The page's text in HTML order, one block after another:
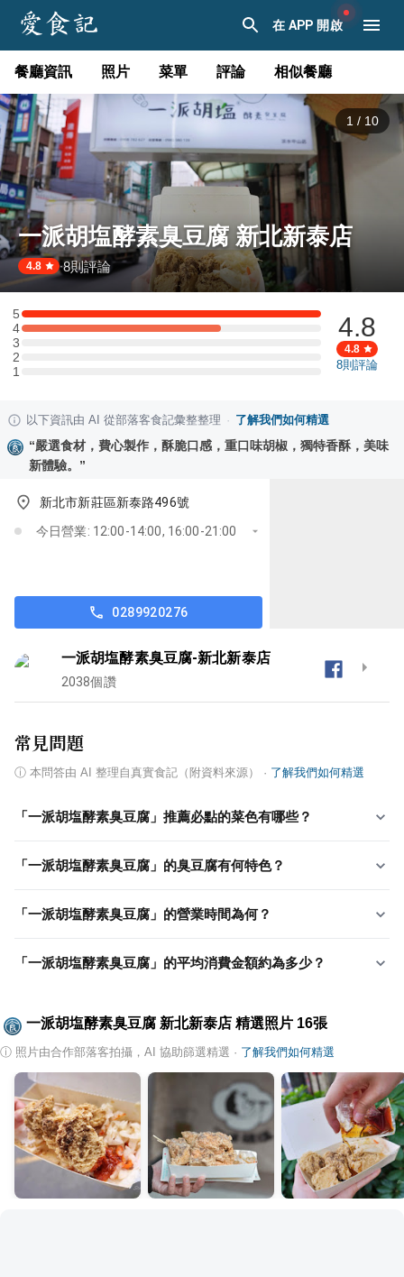
在 APP 開啟
餐廳資訊 照片 菜單 評論 相似餐廳
1 / 10
一派胡塩酵素臭豆腐 新北新泰店
4.8 ·8則評論
5
5 星：3 則評論
4
4 星：2 則評論
3
3 星：0 則評論
2
2 星：0 則評論
11 星：0 則評論
4.8
4.8
8則評論
以下資訊由 AI 從部落客食記彙整整理 · 了解我們如何精選
“嚴選食材，費心製作，酥脆口感，重口味胡椒，獨特香酥，美味
新體驗。 ”
新北市新莊區新泰路496號
今日營業: 12:00-14:00, 16:00-21:00
0289920276
一派胡塩酵素臭豆腐-新北新泰店
2038個讚
常見問題
ⓘ 本問答由 AI 整理自真實食記（附資料來源） · 了解我們如何精選
「一派胡塩酵素臭豆腐」推薦必點的菜色有哪些？
「一派胡塩酵素臭豆腐」的臭豆腐有何特色？
「一派胡塩酵素臭豆腐」的營業時間為何？
「一派胡塩酵素臭豆腐」的平均消費金額約為多少？
一派胡塩酵素臭豆腐 新北新泰店 精選照片 16張
ⓘ 照片由合作部落客拍攝，AI 協助篩選精選 · 了解我們如何精選